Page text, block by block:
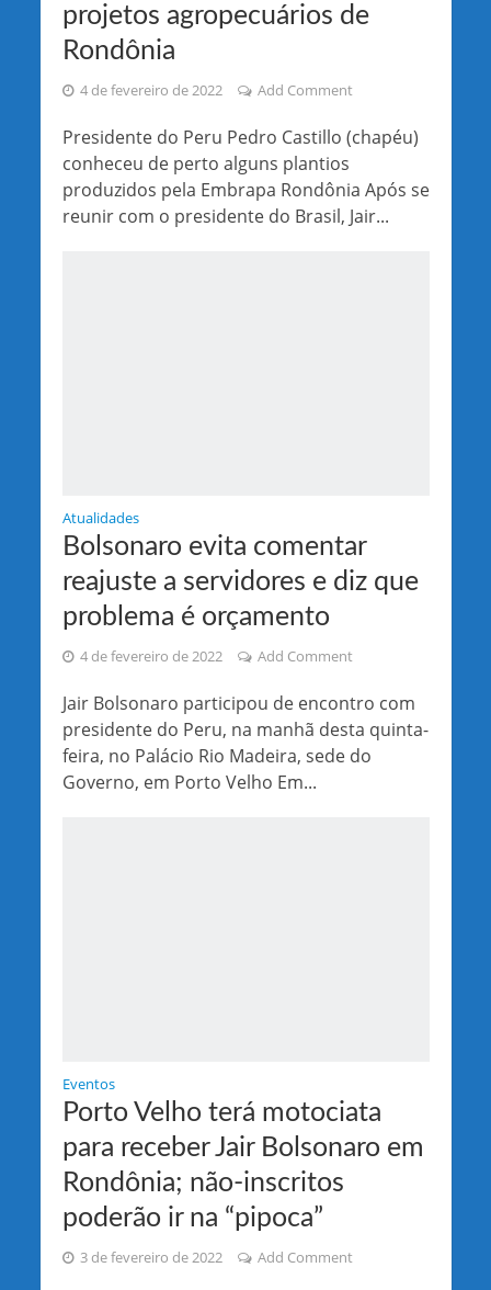
projetos agropecuários de
Rondônia
4 de fevereiro de 2022 Add Comment
Presidente do Peru Pedro Castillo (chapéu)
conheceu de perto alguns plantios
produzidos pela Embrapa Rondônia Após se
reunir com o presidente do Brasil, Jair...
Atualidades
Bolsonaro evita comentar
reajuste a servidores e diz que
problema é orçamento
4 de fevereiro de 2022 Add Comment
Jair Bolsonaro participou de encontro com
presidente do Peru, na manhã desta quinta-
feira, no Palácio Rio Madeira, sede do
Governo, em Porto Velho Em...
Eventos
Porto Velho terá motociata
para receber Jair Bolsonaro em
Rondônia; não-inscritos
poderão ir na “pipoca”
3 de fevereiro de 2022 Add Comment